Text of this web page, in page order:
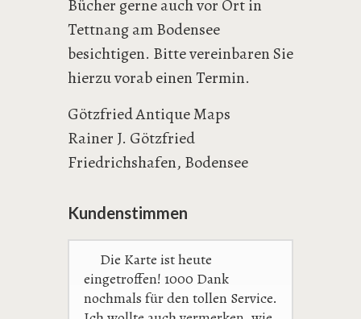
Bücher gerne auch vor Ort in
Tettnang am Bodensee
besichtigen. Bitte vereinbaren Sie
hierzu vorab einen Termin.
Götzfried Antique Maps
Rainer J. Götzfried
Friedrichshafen, Bodensee
Kundenstimmen
Die Karte ist heute
eingetroffen! 1000 Dank
nochmals für den tollen Service.